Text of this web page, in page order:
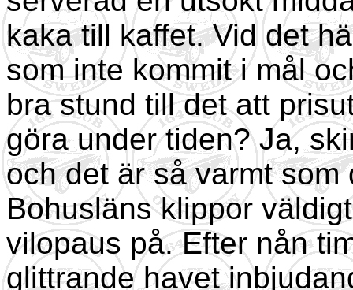
kaka till kaffet. Vid det
som inte kommit i mål
bra stund till det att
göra under tiden? Ja,
och det är så varmt
Bohusläns klippor
vilopaus på. Efter nån
glittrande havet